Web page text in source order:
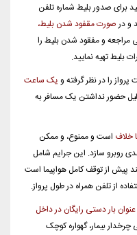
برای صدور بلیط شماره تلفن
و درصورت مقفود شدن بلیط،
مراجعه و مفقود شدن بلیط را
بلیط تهیه نمایید.
را در نظر گرفته و یک ساعت
حضور نداشتن یک مسافر به
خلاف است و ممنوع، و ممکن
روبرو سازد. این جرایم شامل
پیش از توقف کامل هواپیما است
از تلفن همراه در طول پرواز.
بار دستی رایگان در داخل
بیمار، گهواره کوچک